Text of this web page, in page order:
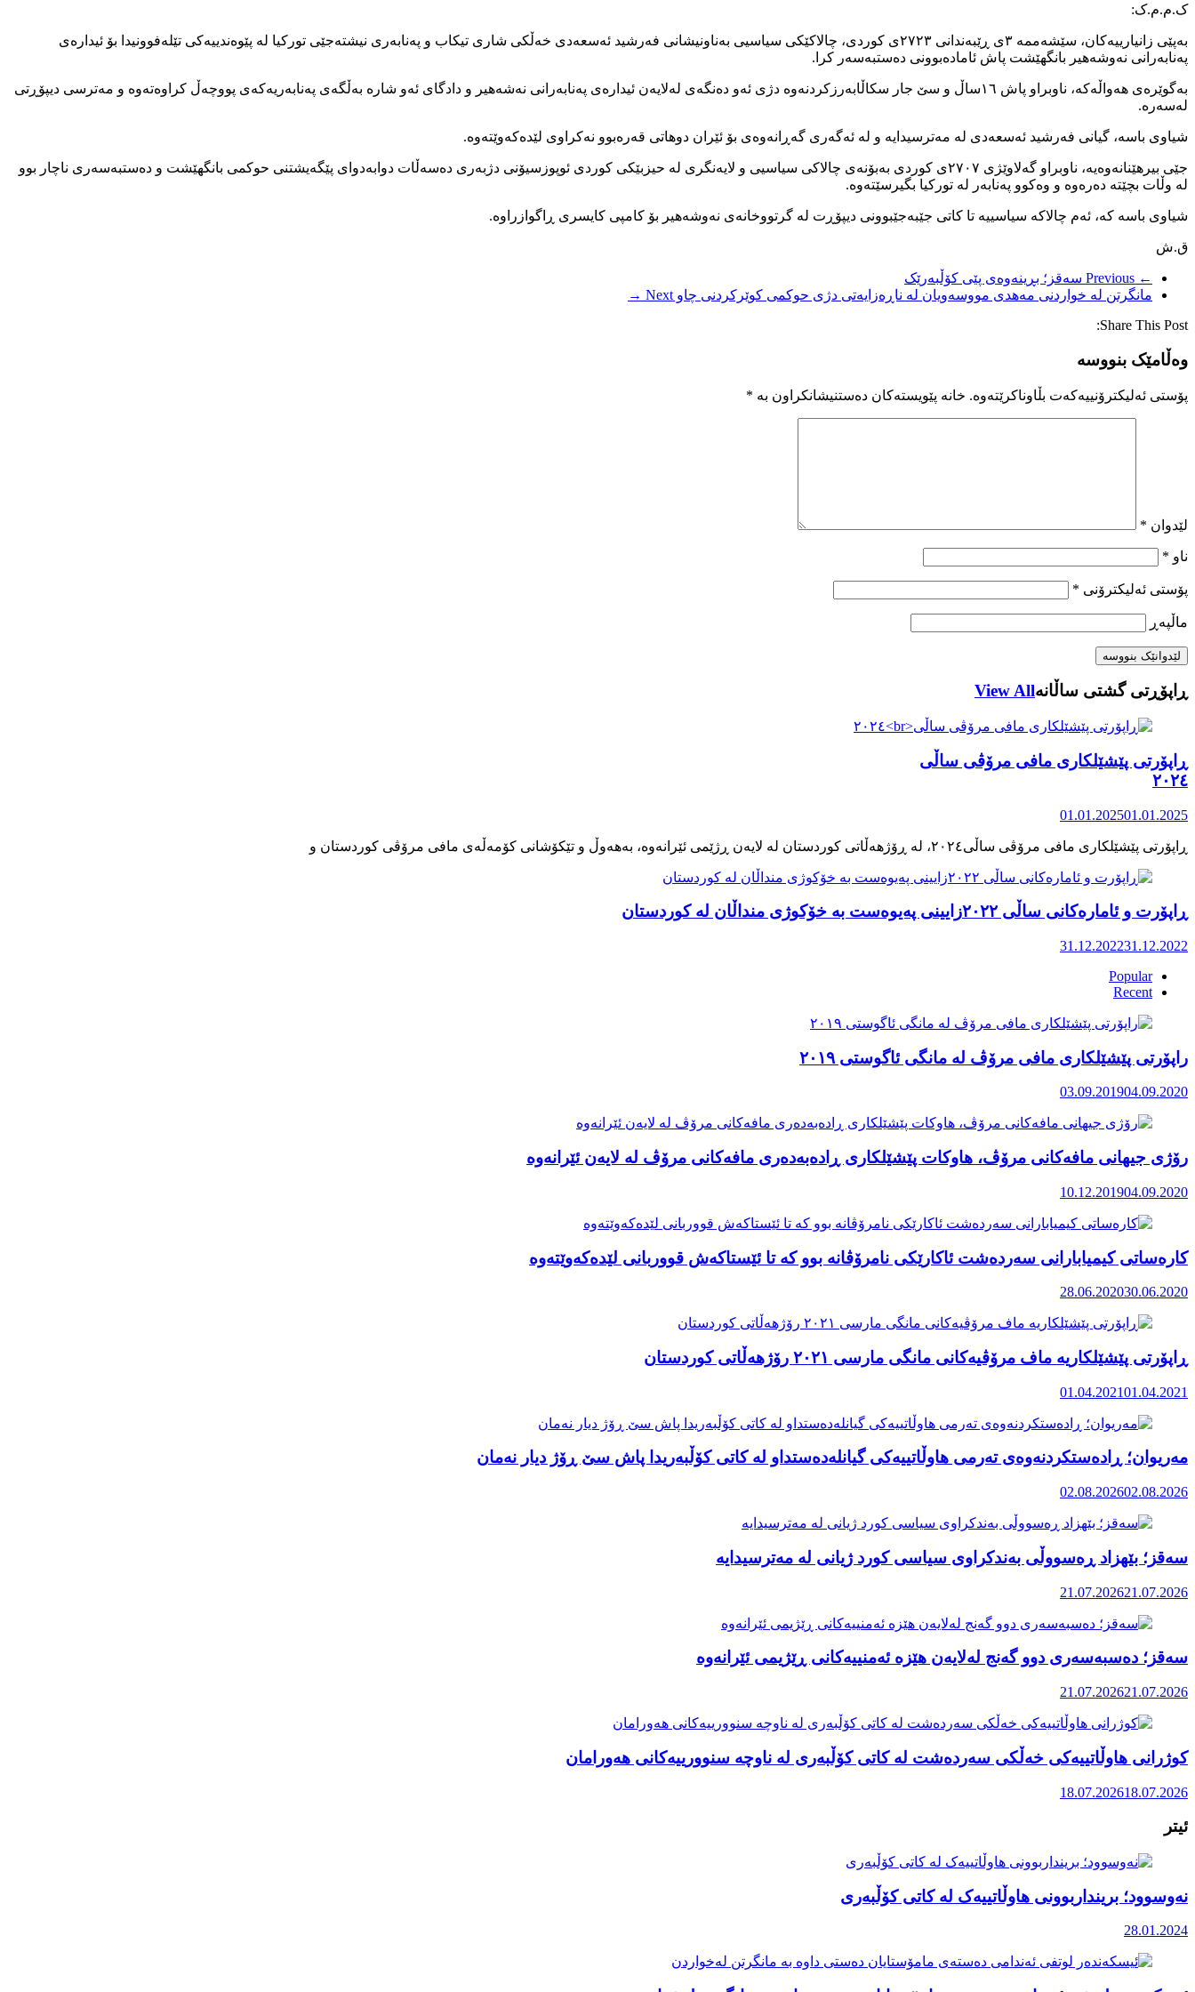
ک.م.م.ک:
بەپێی زانیارییەکان، سێشەممە ٣ی ڕێبەندانی ٢٧٢٣ی کوردی، چالاکێکی سیاسیی بەناونیشانی فەرشید ئەسعەدی خەڵکی شاری تیکاب و پەنابەری نیشتەجێی تورکیا لە پێوەندییەکی تێلەفوونیدا بۆ ئیدارەی
پەنابەرانی نەوشەهیر بانگهێشت پاش ئامادەبوونی دەستبەسەر کرا.
بەگوێرەی هەواڵەکە، ناوبراو پاش ١٦ساڵ و سێ جار سکاڵابەرزکردنەوە دژی ئەو دەنگەی لەلایەن ئیدارەی پەنابەرانی نەشەهیر و دادگای ئەو شارە بەڵگەی پەنابەریەکەی پووچەڵ کراوەتەوە و مەترسی دیپۆڕتی
لەسەرە.
شیاوی باسە، گیانی فەرشید ئەسعەدی لە مەترسیدایە و لە ئەگەری گەڕانەوەی بۆ ئێران دوهاتی قەرەبوو نەکراوی لێدەکەوێتەوە.
جێی بیرهێنانەوەیە، ناوبراو گەلاوێژی ٢٧٠٧ی کوردی بەبۆنەی چالاکی سیاسیی و لایەنگری لە حیزبێکی کوردی ئوپوزسیۆنی دژبەری دەسەڵات دوابەدوای پێگەیشتنی حوکمی بانگهێشت و دەستبەسەری ناچار بوو
لە وڵات بچێتە دەرەوە و وەکوو پەنابەر لە تورکیا بگیرسێتەوە.
شیاوی باسە کە، ئەم چالاکە سیاسییە تا کاتی جێبەجێبوونی دیپۆڕت لە گرتووخانەی نەوشەهیر بۆ کامپی کایسری ڕاگوازراوە.
ق.ش
← Previous
سەقز؛ بڕینەوەی پێی کۆڵبەرێک
مانگرتن لە خواردنی مەهدی مووسەویان لە ناڕەزایەتی دژی حوکمی کوێرکردنی چاو Next →
Share This Post:
وەڵامێک بنووسە
پۆستی ئەلیکترۆنییەکەت بڵاوناکرێتەوە. خانە پێویستەکان دەستنیشانکراون بە *
لێدوان *
ناو *
پۆستی ئەلیکترۆنی *
ماڵپه‌ڕ
ڕاپۆڕتی گشتی ساڵانهView All
ڕاپۆرتی پێشێلکاری مافی مرۆڤی ساڵی
٢٠٢٤
01.01.202501.01.2025
ڕاپۆرت و ئامارەکانی ساڵی ٢٠٢٢زایینی پەیوەست بە خۆکوژی منداڵان لە کوردستان
31.12.202231.12.2022
Popular
Recent
راپۆرتی پێشێلكاری مافی مرۆڤ له‌ مانگی ئاگوستی ٢٠١٩
03.09.201904.09.2020
رۆژی جیهانی مافەکانی مرۆڤ، هاوکات پێشێلکاری ڕادەبەدەری مافەکانی مرۆڤ لە لایەن ئێرانەوە
10.12.201904.09.2020
کارەساتی کیمیابارانی سەردەشت ئاکارێکی نامرۆڤانە بوو کە تا ئێستاکەش قووربانی لێدەکەوێتەوە
28.06.202030.06.2020
ڕاپۆرتی پێشێلکاریە ماف مرۆڤیەکانی مانگی مارسی ٢٠٢١ رۆژهەڵاتی کوردستان
01.04.202101.04.2021
مەریوان؛ ڕادەستکردنەوەی تەرمی هاوڵاتییەکی گیانلەدەستداو لە کاتی کۆڵبەریدا پاش سێ ڕۆژ دیار نەمان
02.08.202602.08.2026
سەقز؛ بێهزاد ڕەسووڵی بەندکراوی سیاسی کورد ژیانی لە مەترسیدایە
21.07.202621.07.2026
سەقز؛ دەسبەسەری دوو گەنج لەلایەن هێزە ئەمنییەکانی ڕێژیمی ئێرانەوە
21.07.202621.07.2026
کوژرانی هاوڵاتییەکی خەڵکی سەردەشت لە کاتی کۆڵبەری لە ناوچە سنوورییەکانی هەورامان
18.07.202618.07.2026
ئیتر
نەوسوود؛ برینداربوونی هاوڵاتییەک لە کاتی کۆڵبەری
28.01.2024